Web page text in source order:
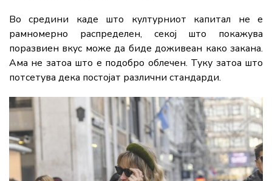
Во средини каде што културниот капитал не е
рамномерно распределен, секој што покажува
поразвиен вкус може да биде доживеан како закана.
Ама не затоа што е подобро облечен. Туку затоа што
потсетува дека постојат различни стандарди.